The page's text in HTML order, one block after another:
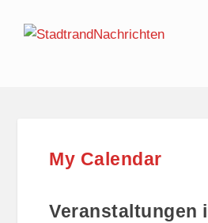
My Calendar
Veranstaltungen